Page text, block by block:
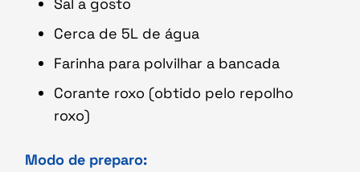
Cerca de 5L de água
Farinha para polvilhar a bancada
Corante roxo (obtido pelo repolho
roxo)
Modo de preparo: